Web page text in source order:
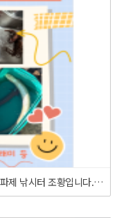
2023년 2월 26일 동삼어촌체험마을 조도방파제 낚시터 조황입니다.